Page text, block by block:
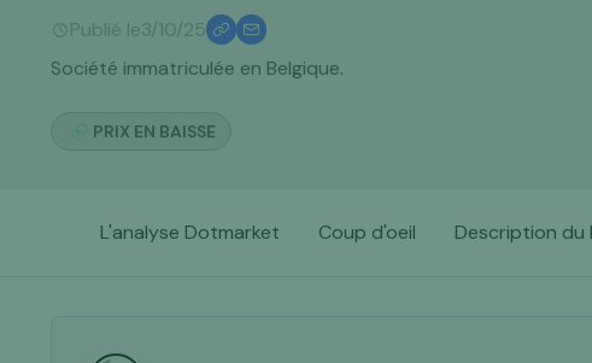
Publié le3/10/25
Société immatriculée en Belgique.
PRIX EN BAISSE
L'analyse Dotmarket Coup d'oeil Description du